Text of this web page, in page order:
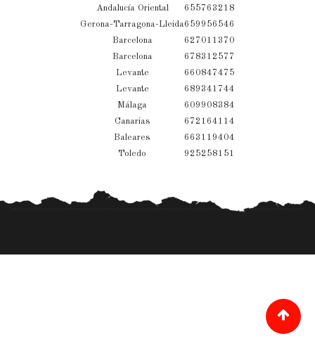
Andalucía Oriental
655763218
Gerona-Tarragona-Lleida659956546
Barcelona
627011370
Barcelona
678312577
Levante
660847475
Levante
689341744
Málaga
609908384
Canarias
672164114
Baleares
663119404
Toledo
925258151